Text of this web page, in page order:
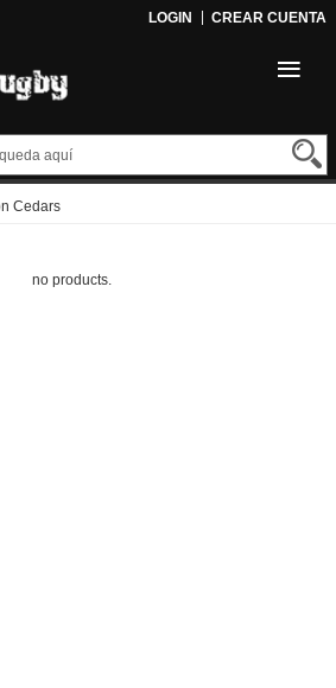
LOGIN CREAR CUENTA
Cedars
no products.